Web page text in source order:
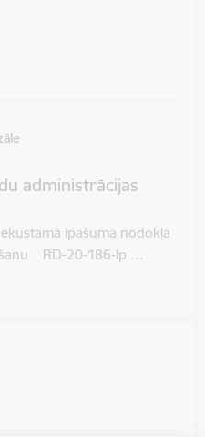
administrācijas
īpašuma nodokļa
RD-20-186-lp …